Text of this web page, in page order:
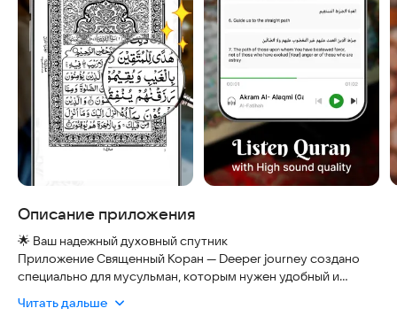
Описание приложения
🌟 Ваш надежный духовный спутник
Приложение Священный Коран — Deeper journey создано
специально для мусульман, которым нужен удобный и
скрытых подписок или навязчивой рекламы: все функции
Читать дальше